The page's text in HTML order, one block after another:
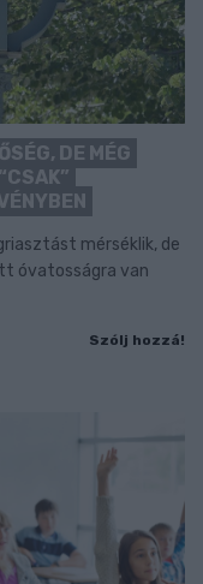
DE MÉG
mérséklik, de
óvatosságra van
Szólj hozzá!